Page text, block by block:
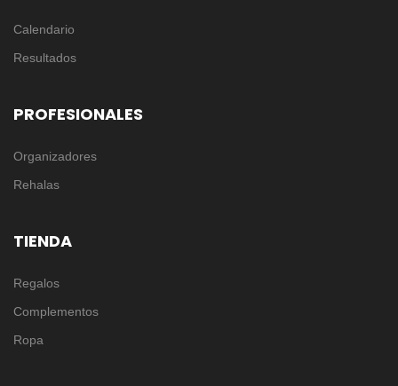
Calendario
Resultados
PROFESIONALES
Organizadores
Rehalas
TIENDA
Regalos
Complementos
Ropa